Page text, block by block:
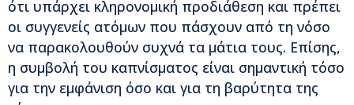
ότι υπάρχει κληρονομική προδιάθεση και πρέπει
οι συγγενείς ατόμων που πάσχουν από τη νόσο
να παρακολουθούν συχνά τα μάτια τους. Επίσης,
η συμβολή του καπνίσματος είναι σημαντική τόσο
για την εμφάνιση όσο και για τη βαρύτητα της